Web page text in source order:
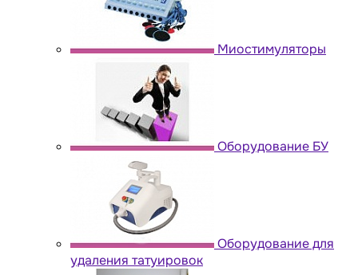
Миостимуляторы
Оборудование БУ
Оборудование для
удаления татуировок